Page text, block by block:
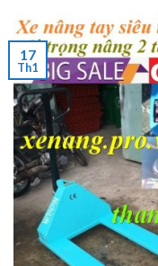
17
Th1